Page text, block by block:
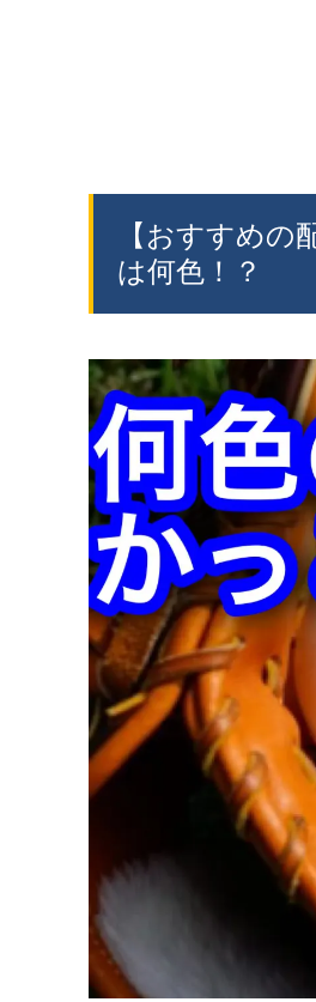
【おすすめ
は何色！？